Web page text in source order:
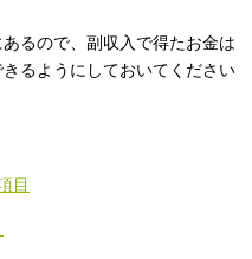
るので、副収入で得たお金は
るようにしておいてください
目